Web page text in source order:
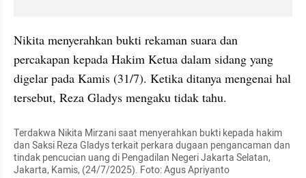
Nikita menyerahkan bukti rekaman suara dan
percakapan kepada Hakim Ketua dalam sidang yang
digelar pada Kamis (31/7). Ketika ditanya mengenai hal
tersebut, Reza Gladys mengaku tidak tahu.
Terdakwa Nikita Mirzani saat menyerahkan bukti kepada hakim
dan Saksi Reza Gladys terkait perkara dugaan pengancaman dan
tindak pencucian uang di Pengadilan Negeri Jakarta Selatan,
Jakarta, Kamis, (24/7/2025). Foto: Agus Apriyanto